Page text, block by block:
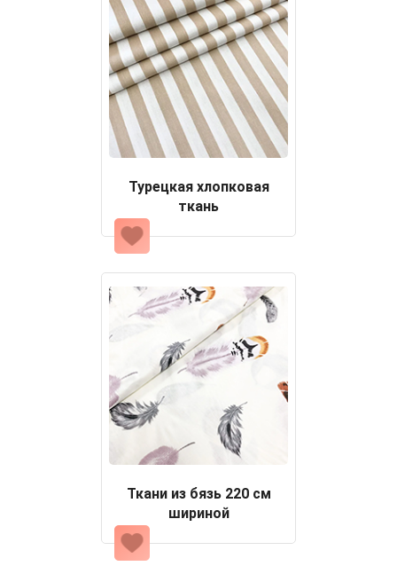
Турецкая хлопковая
ткань
Ткани из бязь 220 см
шириной